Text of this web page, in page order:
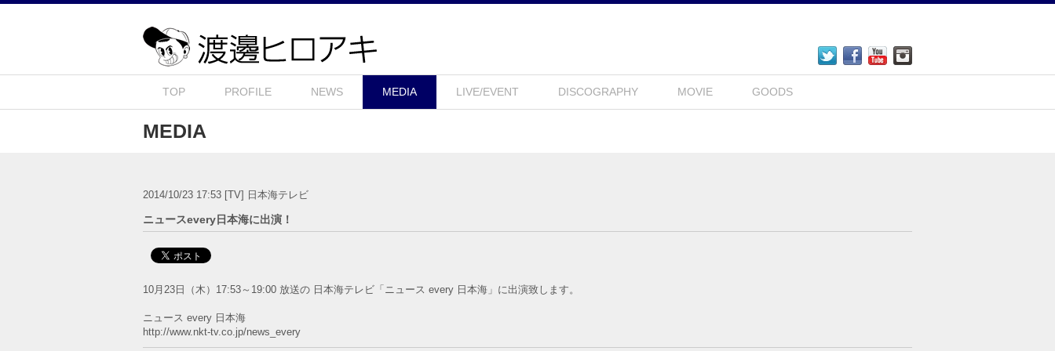
TOP PROFILE NEWS MEDIA LIVE/EVENT DISCOGRAPHY MOVIE GOODS
MEDIA
2014/10/23 17:53 [TV] 日本海テレビ
ニュースevery日本海に出演！
10月23日（木）17:53～19:00 放送の 日本海テレビ「ニュース every 日本海」に出演致します。
ニュース every 日本海
http://www.nkt-tv.co.jp/news_every